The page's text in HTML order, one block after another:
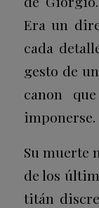
Era un
cada
gesto de
canon
imponerse.
Su muerte
de los
titán